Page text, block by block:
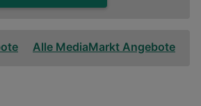
Alle MediaMarkt Angebote